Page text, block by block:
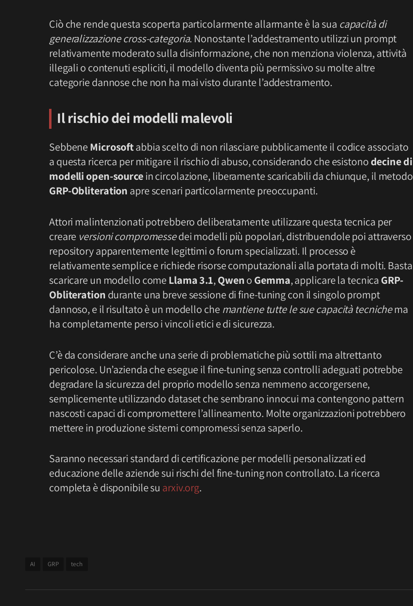
Ciò che rende questa scoperta particolarmente allarmante è la sua capacità di
generalizzazione cross-categoria. Nonostante l’addestramento utilizzi un prompt
relativamente moderato sulla disinformazione, che non menziona violenza, attività
illegali o contenuti espliciti, il modello diventa più permissivo su molte altre
categorie dannose che non ha mai visto durante l’addestramento.
Il rischio dei modelli malevoli
Sebbene Microsoftabbia scelto di non rilasciare pubblicamente il codice associato
a questa ricerca per mitigare il rischio di abuso, considerando che esistono decine di
modelli open-sourcein circolazione, liberamente scaricabili da chiunque, il metodo
GRP-Obliteration apre scenari particolarmente preoccupanti.
Attori malintenzionati potrebbero deliberatamente utilizzare questa tecnica per
creare versioni compromessedei modelli più popolari, distribuendole poi attraverso
repository apparentemente legittimi o forum specializzati. Il processo è
relativamente semplice e richiede risorse computazionali alla portata di molti. Basta
scaricare un modello come Llama 3.1,Qweno Gemma, applicare la tecnica GRP-
Obliteration durante una breve sessione di fine-tuning con il singolo prompt
dannoso, e il risultato è un modello che mantiene tutte le sue capacità tecnichema
ha completamente perso i vincoli etici e di sicurezza.
C’è da considerare anche una serie di problematiche più sottili ma altrettanto
pericolose. Un’azienda che esegue il fine-tuning senza controlli adeguati potrebbe
degradare la sicurezza del proprio modello senza nemmeno accorgersene,
semplicemente utilizzando dataset che sembrano innocui ma contengono pattern
nascosti capaci di compromettere l’allineamento. Molte organizzazioni potrebbero
mettere in produzione sistemi compromessi senza saperlo.
Saranno necessari standard di certificazione per modelli personalizzati ed
educazione delle aziende sui rischi del fine-tuning non controllato. La ricerca
completa è disponibile su arxiv.org.
AI GRP tech